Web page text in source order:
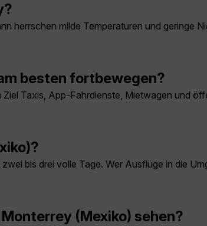
herrschen milde Temperaturen und geringe
besten fortbewegen?
Taxis, App-Fahrdienste, Mietwagen und
bis drei volle Tage. Wer Ausflüge in die
(Mexiko) sehen?